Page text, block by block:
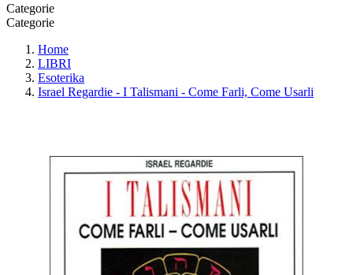
Categorie
Categorie
Home
LIBRI
Esoterika
Israel Regardie - I Talismani - Come Farli, Come Usarli